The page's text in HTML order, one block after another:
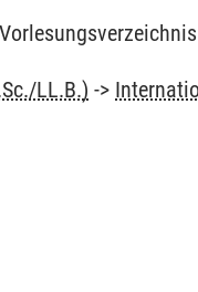
LL.B.) ->